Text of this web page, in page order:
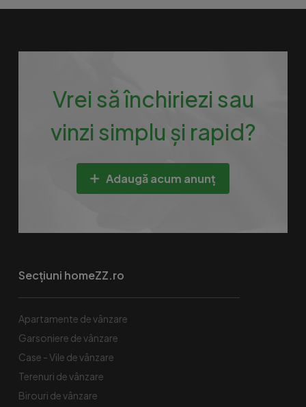
Vrei să închiriezi sau
vinzi simplu și rapid?
Adaugă acum anunț
Secțiuni homeZZ.ro
Apartamente de vânzare
Garsoniere de vânzare
Case - Vile de vânzare
Terenuri de vânzare
Birouri de vânzare